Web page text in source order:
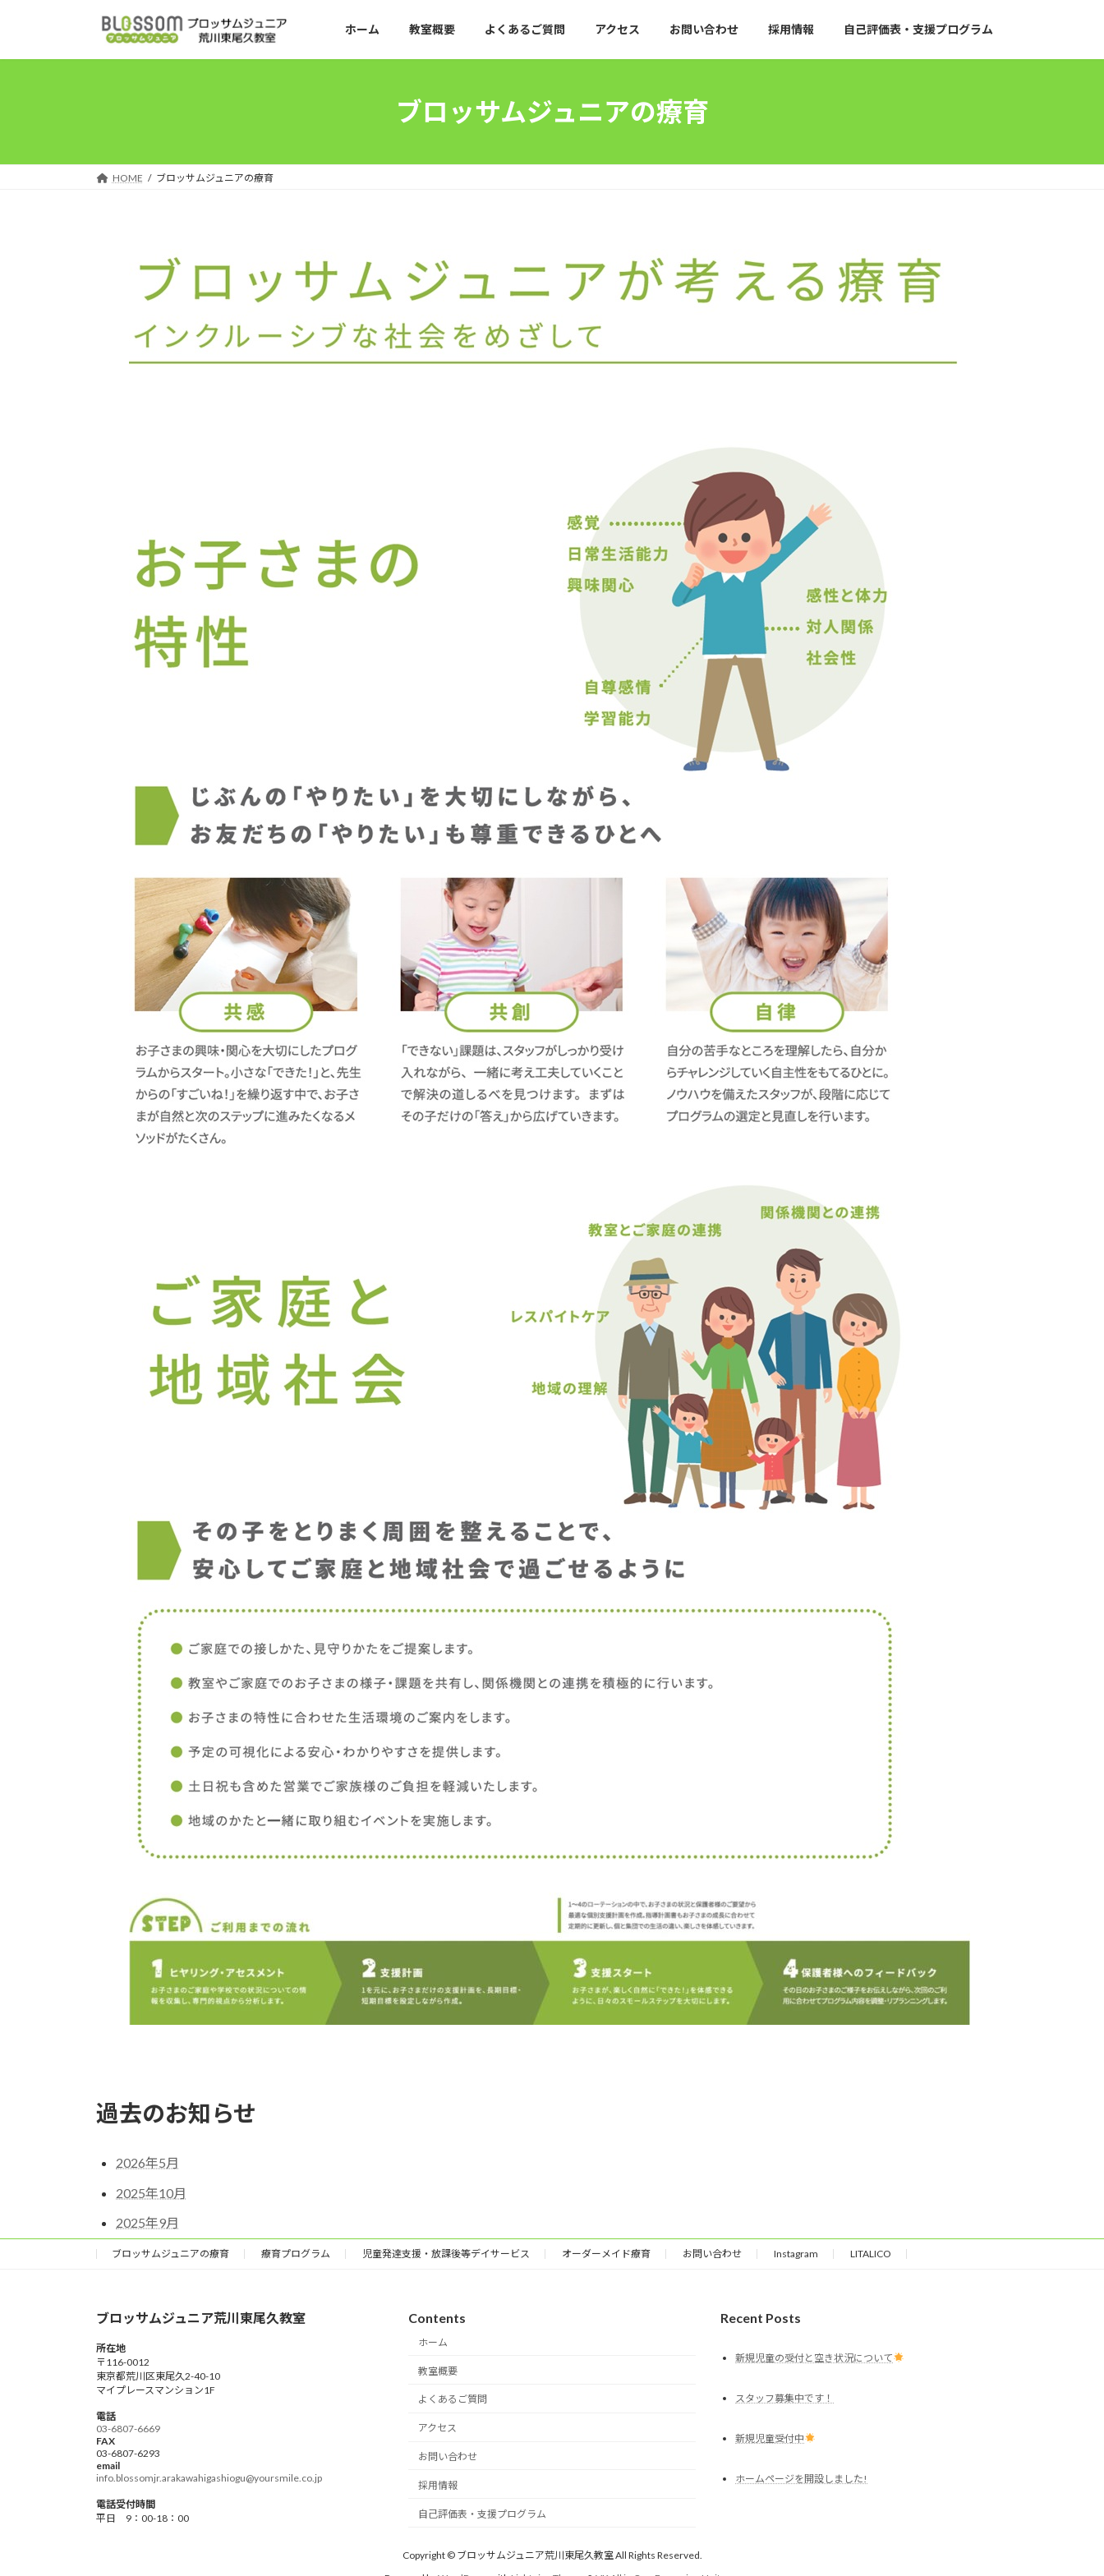
ッ
移
ホーム 教室概要 よくあるご質問 アクセス お問い合わせ 採用情報 自己評価表・支援プログラム
ブロッサムジュニアの療育
HOME ブロッサムジュニアの療育
過去のお知らせ
2026年5月
2025年10月
2025年9月
ブロッサムジュニアの療育 療育プログラム 児童発達支援・放課後等デイサービス オーダーメイド療育 お問い合わせ Instagram LITALICO
ブロッサムジュニア荒川東尾久教室
所在地
〒116-0012
東京都荒川区東尾久2-40-10
マイプレースマンション1F
電話
03-6807-6669
FAX
03-6807-6293
email
info.blossomjr.arakawahigashiogu@yoursmile.co.jp
電話受付時間
平日 9：00-18：00
Contents
ホーム
教室概要
よくあるご質問
アクセス
お問い合わせ
採用情報
自己評価表・支援プログラム
Recent Posts
新規児童の受付と空き状況について
スタッフ募集中です！
新規児童受付中
ホームページを開設しました!
Copyright © ブロッサムジュニア荒川東尾久教室 All Rights Reserved.